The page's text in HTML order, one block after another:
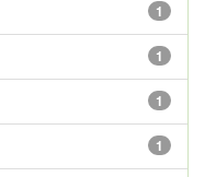
1
1
1
1